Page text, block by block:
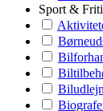
Sport &